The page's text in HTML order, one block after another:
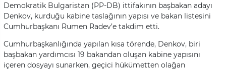
Demokratik Bulgaristan (PP-DB) ittifakının başbakan adayı
Denkov, kurduğu kabine taslağının yapısı ve bakan listesini
Cumhurbaşkanı Rumen Radev’e takdim etti.
Cumhurbaşkanlığında yapılan kısa törende, Denkov, biri
başbakan yardımcısı 19 bakandan oluşan kabine yapısını
içeren dosyayı sunarken, geçici hükümetten olağan